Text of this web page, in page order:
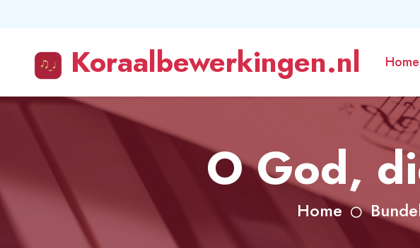
Koraalbewerkingen.nl Home
O God,
Home